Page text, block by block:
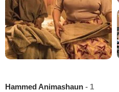
Hammed Animashaun - 1